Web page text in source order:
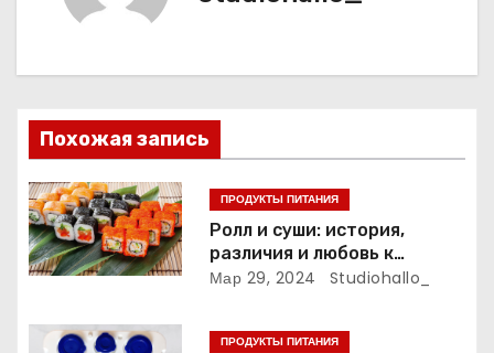
и
я
п
о
з
Похожая запись
ПРОДУКТЫ ПИТАНИЯ
Ролл и суши: история,
различия и любовь к
японской кухне
Мар 29, 2024 Studiohallo_
ПРОДУКТЫ ПИТАНИЯ